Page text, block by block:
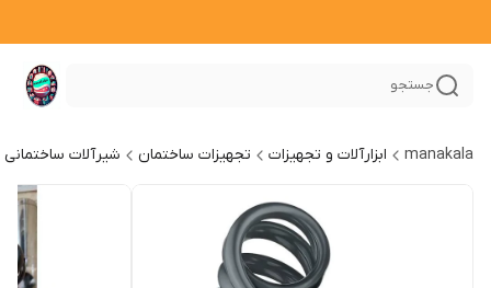
جستجو
manakala ابزارآلات و تجهیزات تجهیزات ساختمان شیرآلات ساختمانی